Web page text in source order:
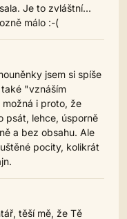
Je to zvláštní...
málo :-(
jsem si spíše
"vznáším
možná i proto, že
psát, lehce, úsporně
a bez obsahu. Ale
pocity, kolikrát
těší mě, že Tě